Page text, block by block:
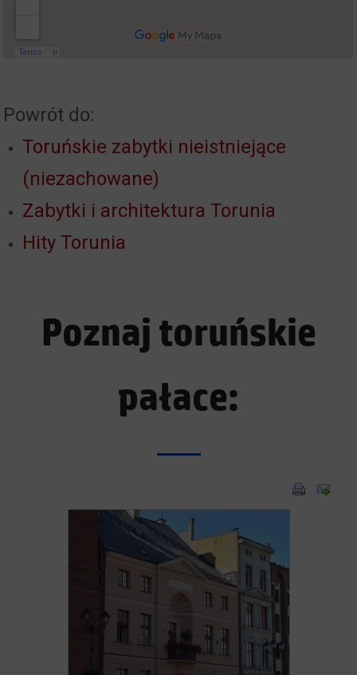
Powrót do:
Toruńskie zabytki nieistniejące
(niezachowane)
Zabytki i architektura Torunia
Hity Torunia
Poznaj toruńskie
pałace: